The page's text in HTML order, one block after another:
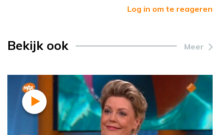
Log in om te reageren
Bekijk ook Meer